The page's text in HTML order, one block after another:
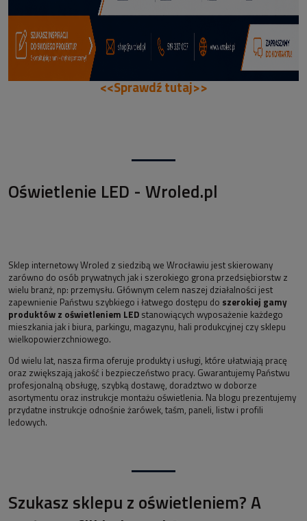
<<Sprawdź tutaj>>
Oświetlenie LED - Wroled.pl
Sklep internetowy Wroled z siedzibą we Wrocławiu jest skierowany
zarówno do osób prywatnych jak i szerokiego grona przedsiębiorstw z
wielu branż, np: przemysłu. Głównym celem naszej działalności jest
zapewnienie Państwu szybkiego i łatwego dostępu do szerokiej gamy
produktów z oświetleniem LED stanowiących wyposażenie każdego
mieszkania jak i biura, parkingu, magazynu, hali produkcyjnej czy sklepu
wielkopowierzchniowego.
Od wielu lat, nasza firma oferuje produkty i usługi, które ułatwiają pracę
oraz zwiększają jakość i bezpieczeństwo pracy. Gwarantujemy Państwu
profesjonalną obsługę, szybką dostawę, doradztwo w doborze
asortymentu oraz instrukcje montażu oświetlenia. Na blogu prezentujemy
przydatne instrukcje odnośnie żarówek, taśm, paneli, listw i profili
ledowych.
Szukasz sklepu z oświetleniem? A